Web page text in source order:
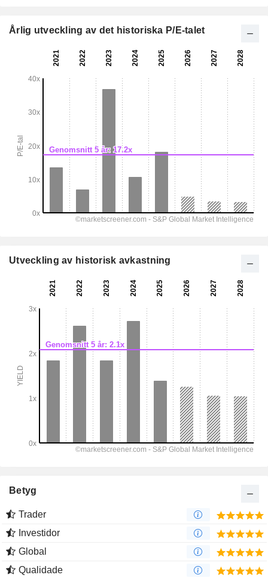
Årlig utveckling av det historiska P/E-talet
Utveckling av historisk avkastning
Betyg
Trader
Investidor
Global
Qualidade